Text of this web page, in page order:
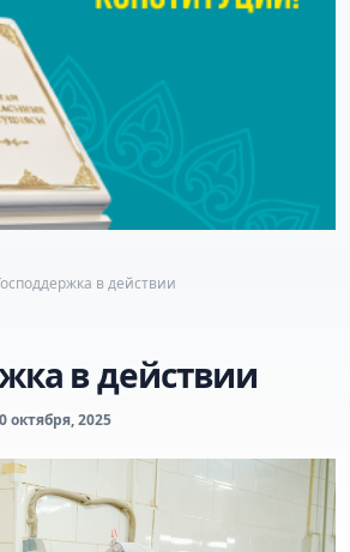
в действии
в действии
октября, 2025